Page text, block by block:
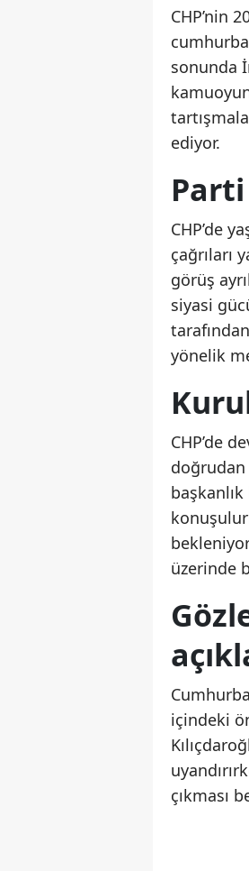
CHP’nin
sonunda
ediyor.
CHP’de
çağrıları
görüş
siyasi
yönelik
CHP’de
doğrudan
üzerinde
içindeki
çıkması